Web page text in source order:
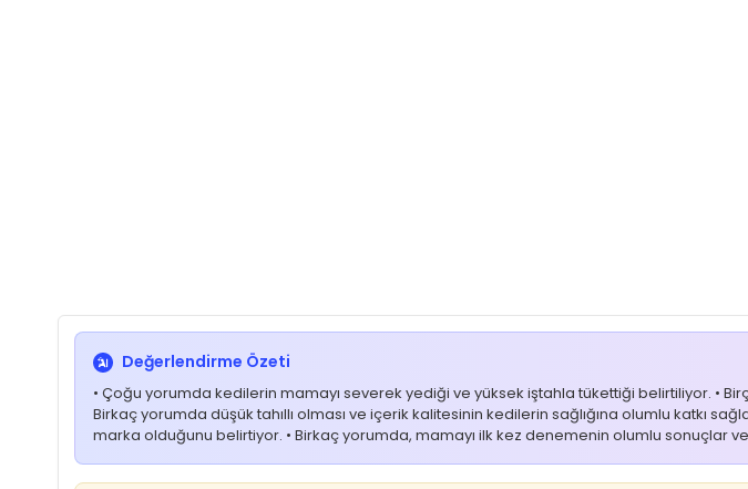
Değerlendirme Özeti
• Çoğu yorumda kedilerin mamayı severek yediği ve yüksek iştahla tükettiği belirtiliyor. •
Birkaç yorumda düşük tahıllı olması ve içerik kalitesinin kedilerin sağlığına olumlu katkı
marka olduğunu belirtiyor. • Birkaç yorumda, mamayı ilk kez denemenin olumlu sonuçlar